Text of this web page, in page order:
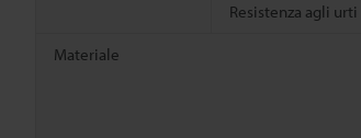
Resistenza agli urti
Materiale